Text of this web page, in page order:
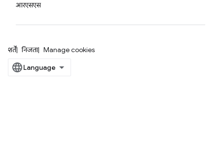
आरएसएस
शर्तें निजता Manage cookies